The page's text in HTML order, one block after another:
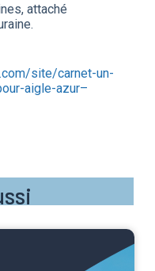
attaché
site/carnet-un-
aigle-azur–